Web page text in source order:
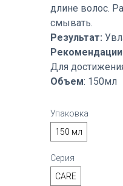
Упаковка
150 мл
Серия
CARE
длине волос.
смывать.
Результат:
Для
Объем: 150мл